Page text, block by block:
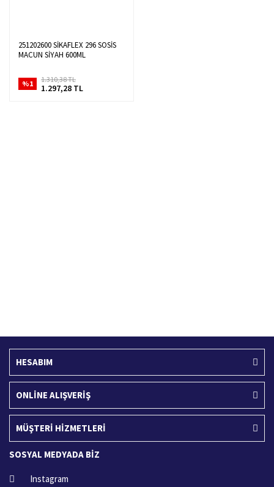
251202600 SİKAFLEX 296 SOSİS
MACUN SİYAH 600ML
%1 1.310,38 TL
1.297,28 TL
HESABIM
ONLİNE ALIŞVERİŞ
MÜŞTERİ HİZMETLERİ
SOSYAL MEDYADA BİZ
Instagram